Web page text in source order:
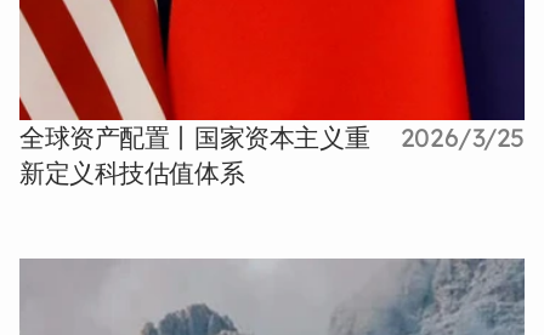
全球资产配置丨国家资本主义重
新定义科技估值体系
2026/3/25